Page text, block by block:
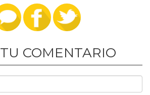
COMENTARIO